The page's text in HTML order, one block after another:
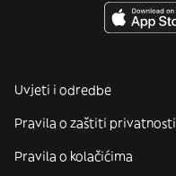
Uvjeti i odredbe
Pravila o zaštiti privatnosti
Pravila o kolačićima